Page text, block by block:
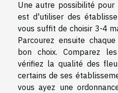
Une autre possibilité
est d'utiliser des
vous suffit de choisir 3-4
Parcourez ensuite
bon choix. Comparez
vérifiez la qualité des
certains de ses
vous ayez une